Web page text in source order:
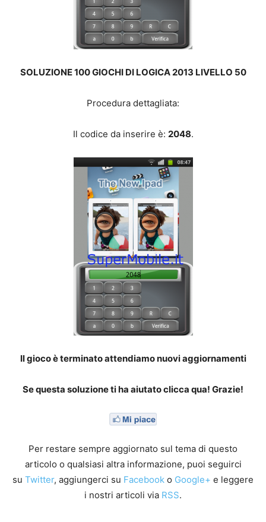
SOLUZIONE 100 GIOCHI DI LOGICA 2013 LIVELLO 50
Procedura dettagliata:
Il codice da inserire è: 2048.
Il gioco è terminato attendiamo nuovi aggiornamenti
Se questa soluzione ti ha aiutato clicca qua! Grazie!
Per restare sempre aggiornato sul tema di questo
articolo o qualsiasi altra informazione, puoi seguirci
su Twitter, aggiungerci su Facebook o Google+ e leggere
i nostri articoli via RSS.